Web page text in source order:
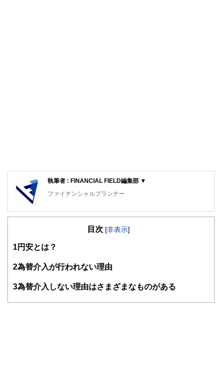
執筆者 : FINANCIAL FIELD編集部 ▼
ファイナンシャルプランナー
FinancialField編集部は、金融、経済に関する記事を、日々
知識がない方でも理解できるようわかりやすく発信していま
得者を中心に「お金や暮らし」に関する書籍・雑誌の編集経
験者で構成され、企画立案から記事掲載まですべての工程に
目次 [非表示]
1 円安とは？
2為替介入が行われない理由
3為替介入しない理由はさまざまなものがある